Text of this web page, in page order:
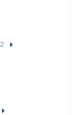
2